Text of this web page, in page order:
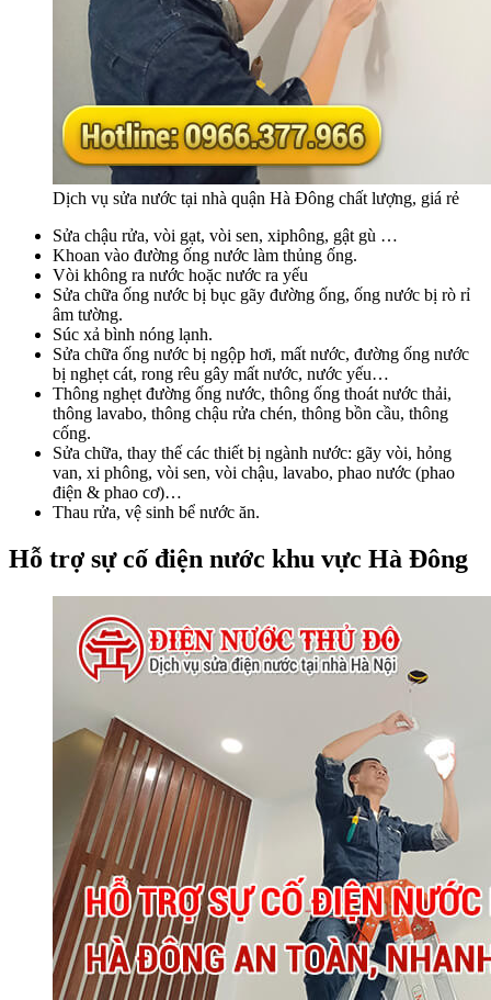
Dịch vụ sửa nước tại nhà quận Hà Đông chất lượng, giá rẻ
Sửa chậu rửa, vòi gạt, vòi sen, xiphông, gật gù …
Khoan vào đường ống nước làm thủng ống.
Vòi không ra nước hoặc nước ra yếu
Sửa chữa ống nước bị bục gãy đường ống, ống nước bị rò rỉ
âm tường.
Súc xả bình nóng lạnh.
Sửa chữa ống nước bị ngộp hơi, mất nước, đường ống nước
bị nghẹt cát, rong rêu gây mất nước, nước yếu…
Thông nghẹt đường ống nước, thông ống thoát nước thải,
thông lavabo, thông chậu rửa chén, thông bồn cầu, thông
cống.
Sửa chữa, thay thế các thiết bị ngành nước: gãy vòi, hỏng
van, xi phông, vòi sen, vòi chậu, lavabo, phao nước (phao
điện & phao cơ)…
Thau rửa, vệ sinh bể nước ăn.
Hỗ trợ sự cố điện nước khu vực Hà Đông